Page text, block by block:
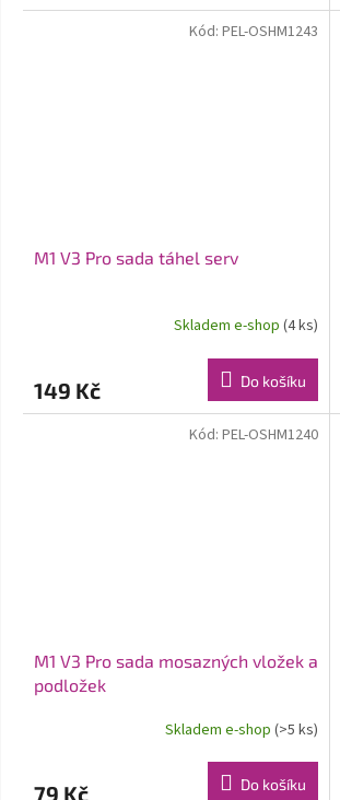
M1 V3 Pro sada táhel serv
Skladem e-shop (4 ks)
149 Kč Do košíku
Kód: PEL-OSHM1243
M1 V3 Pro sada mosazných vložek a
podložek
Skladem e-shop (>5 ks)
79 Kč Do košíku
Kód: PEL-OSHM1240